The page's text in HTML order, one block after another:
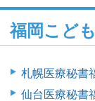
福岡こど
札幌医療秘書
仙台医療秘書